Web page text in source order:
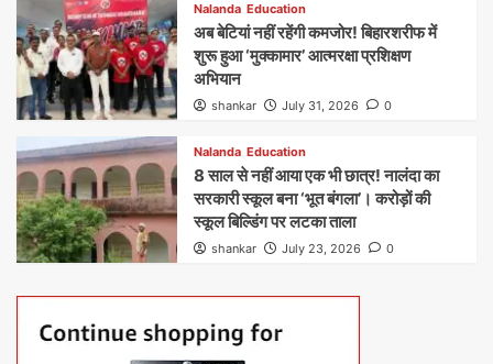
Nalanda Education
अब बेटियां नहीं रहेंगी कमजोर! बिहारशरीफ में
शुरू हुआ ‘मुक्कामार’ आत्मरक्षा प्रशिक्षण
अभियान
shankar July 31, 2026 0
Nalanda Education
8 साल से नहीं आया एक भी छात्र! नालंदा का
सरकारी स्कूल बना ‘भूत बंगला’। करोड़ों की
स्कूल बिल्डिंग पर लटका ताला
shankar July 23, 2026 0